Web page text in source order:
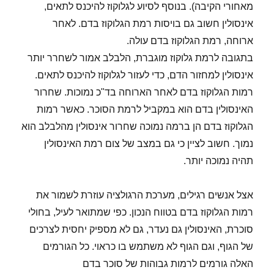
מאחורי הקיבה). בנוסף לסיוע לגלוקוז להיכנס לתאים,
אינסולין חשוב גם בויסות רמת הגלוקוז בדם. לאחר
ארוחה, רמת הגלוקוז בדם עולה.
בתגובה לרמת גלוקוז מוגברת, הלבלב אמור לשחרר יותר
אינסולין למחזור הדם, כדי לעזור לגלוקוז להיכנס לתאים.
רמות הגלוקוז בדם לאחר הארוחה בד"כ נמוכות. שחרור
האינסולין בדם הוא במקביל לרמת הסוכר. כאשר רמות
הגלוקוז בדם הן ברמה נמוכה שחרור אינסולין מהלבלב הוא
נמוך. חשוב לציין כי גם במצב של צום רמת האינסולין
תהיה נמוכה יותר.
אצל אנשים רגילים, מערכת הרגולציה עוזרת לשמור את
רמות הגלוקוז בדם בטווח הנכון. כפי שמתואר לעיל, בחולי
סוכרת, האינסולין גם נעדר, גם לא מספיק יחסית לצרכים
של הגוף, וגם הגוף לא משתמש בו כראוי. כל הגורמים
האלה גורמים לרמות גבוהות של סוכר בדם